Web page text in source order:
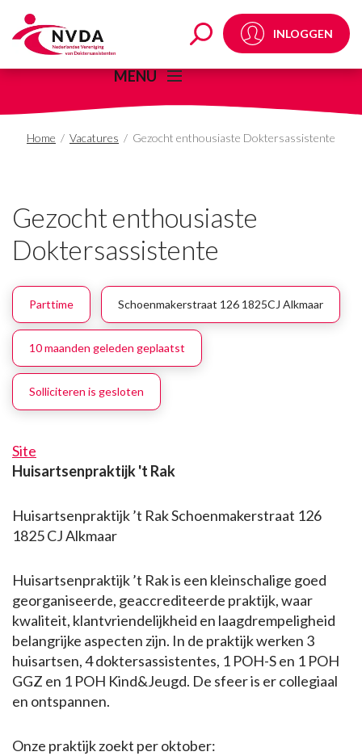
Gezocht INLOGGEN
MENU
Home / Vacatures / Gezocht enthousiaste Doktersassistente
Gezocht enthousiaste
Doktersassistente
Parttime Schoenmakerstraat 126 1825CJ Alkmaar
10 maanden geleden geplaatst
Solliciteren is gesloten
Site
Huisartsenpraktijk 't Rak
Huisartsenpraktijk ’t Rak Schoenmakerstraat 126
1825 CJ Alkmaar
Huisartsenpraktijk ’t Rak is een kleinschalige goed
georganiseerde, geaccrediteerde praktijk, waar
kwaliteit, klantvriendelijkheid en laagdrempeligheid
belangrijke aspecten zijn. In de praktijk werken 3
huisartsen, 4 doktersassistentes, 1 POH-S en 1 POH
GGZ en 1 POH Kind&Jeugd. De sfeer is er collegiaal
en ontspannen.
Onze praktijk zoekt per oktober: